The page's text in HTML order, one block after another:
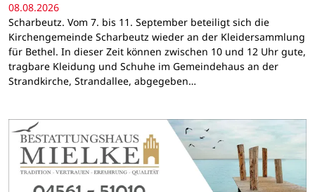
08.08.2026
Scharbeutz. Vom 7. bis 11. September beteiligt sich die
Kirchengemeinde Scharbeutz wieder an der Kleidersammlung
für Bethel. In dieser Zeit können zwischen 10 und 12 Uhr gute,
tragbare Kleidung und Schuhe im Gemeindehaus an der
Strandkirche, Strandallee, abgegeben…